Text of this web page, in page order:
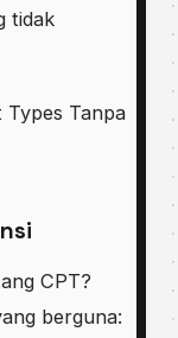
tidak
Types Tanpa
CPT?
berguna: